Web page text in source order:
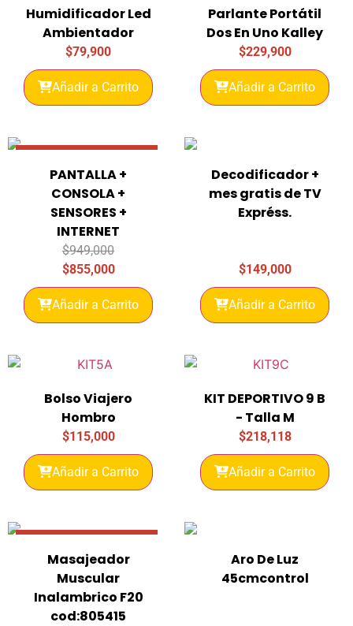
Humidificador Led
Ambientador
$79,900
Añadir a Carrito
Parlante Portátil
Dos En Uno Kalley
$229,900
Añadir a Carrito
PANTALLA +
CONSOLA +
SENSORES +
INTERNET
$949,000
$855,000
Añadir a Carrito
Decodificador +
mes gratis de TV
Expréss.
$149,000
Añadir a Carrito
Bolso Viajero
Hombro
$115,000
Añadir a Carrito
KIT DEPORTIVO 9 B
- Talla M
$218,118
Añadir a Carrito
Masajeador
Muscular
Inalambrico F20
cod:805415
Aro De Luz
45cmcontrol